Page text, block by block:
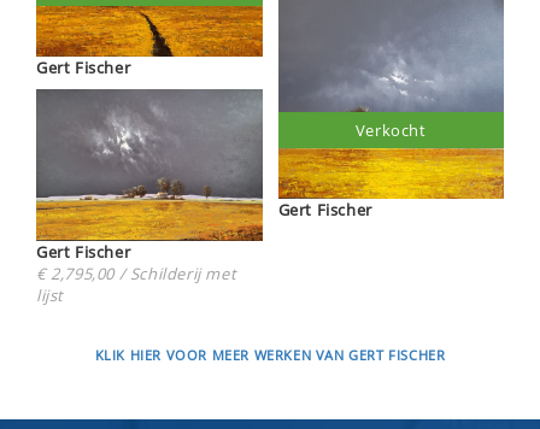
Gert Fischer
Gert Fischer
€ 2,795,00 / Schilderij met
lijst
Gert Fischer
Verkocht
KLIK HIER VOOR MEER WERKEN VAN GERT FISCHER